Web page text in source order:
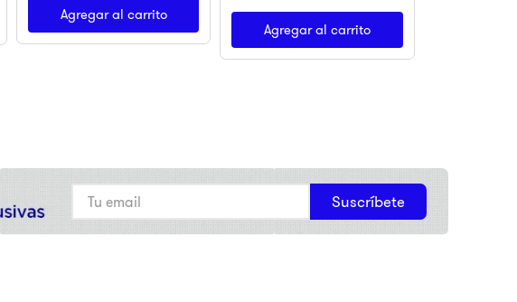
Agregar al carrito
Agregar al carrito
Suscríbete